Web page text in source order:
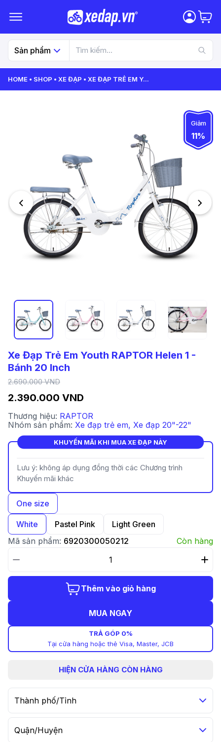
Sản phẩm
HOME SHOP XE ĐẠP XE ĐẠP TRẺ EM Y...
Giảm
11%
Xe Đạp Trẻ Em Youth RAPTOR Helen 1 -
Bánh 20 Inch
2.390.000 VND
2.690.000 VND
Thương hiệu: RAPTOR
Nhóm sản phẩm: Xe đạp trẻ em, Xe đạp 20"-22"
KHUYẾN MÃI KHI MUA XE ĐẠP NÀY
Lưu ý: không áp dụng đồng thời các Chương trình
Khuyến mãi khác
One size
White Pastel Pink
Light Green
Mã sản phẩm: 6920300050212 Còn hàng
Thêm vào giỏ hàng
MUA NGAY
TRẢ GÓP 0%
Tại cửa hàng hoặc thẻ Visa, Master, JCB
HIỆN CỬA HÀNG CÒN HÀNG
Thành phố/Tỉnh
Quận/Huyện